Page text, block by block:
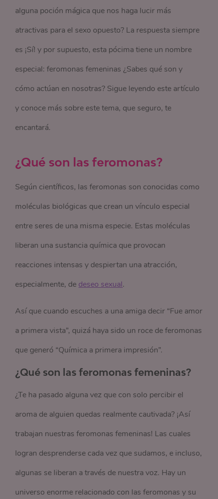
alguna poción mágica que nos haga lucir más
atractivas para el sexo opuesto? La respuesta siempre
es ¡Sí! y por supuesto, esta pócima tiene un nombre
especial: feromonas femeninas ¿Sabes qué son y
cómo actúan en nosotras? Sigue leyendo este artículo
y conoce más sobre este tema, que seguro, te
encantará.
¿Qué son las feromonas?
Según científicos, las feromonas son conocidas como
moléculas biológicas que crean un vínculo especial
entre seres de una misma especie. Estas moléculas
liberan una sustancia química que provocan
reacciones intensas y despiertan una atracción,
especialmente, de deseo sexual.
Así que cuando escuches a una amiga decir “Fue amor
a primera vista”, quizá haya sido un roce de feromonas
que generó “Química a primera impresión”.
¿Qué son las feromonas femeninas?
¿Te ha pasado alguna vez que con solo percibir el
aroma de alguien quedas realmente cautivada? ¡Así
trabajan nuestras feromonas femeninas! Las cuales
logran desprenderse cada vez que sudamos, e incluso,
algunas se liberan a través de nuestra voz. Hay un
universo enorme relacionado con las feromonas y su